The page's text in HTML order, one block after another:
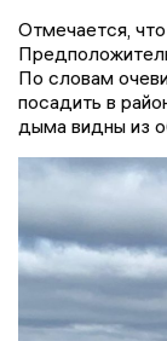
Отмечается,
По словам
посадить в
дыма видны из